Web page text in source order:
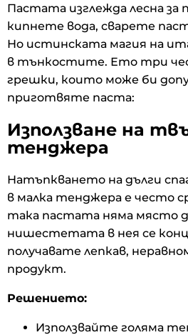
Пастата изглежда лесна за
кипнете вода, сварете
Но истинската магия на
в тънкостите. Ето три
грешки, които може би
приготвяте паста:
Използване на
тенджера
Натъпкването на дълги
в малка тенджера е често
така пастата няма място
нишестетата в нея се
получавате лепкав,
продукт.
Решението:
Използвайте голяма